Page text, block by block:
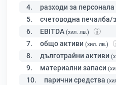
4. разходи за персонала
5. счетоводна печалба/
6. EBITDA (хил. лв.)
7. общо активи (хил. лв.)
8. дълготрайни активи
9. материални запаси
10. парични средства